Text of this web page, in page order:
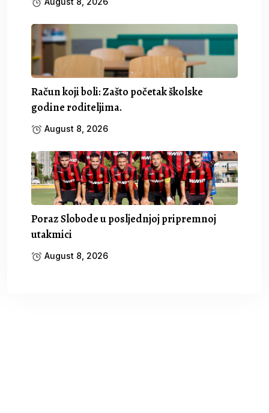
Račun koji boli: Zašto početak školske
godine roditeljima.
August 8, 2026
Poraz Slobode u posljednjoj pripremnoj
utakmici
August 8, 2026